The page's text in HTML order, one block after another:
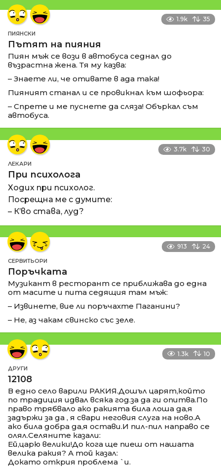
1.9k 35
ПИЯНСКИ
Пътят на пияния
Пиян мъж се вози в автобуса седнал до
възрастна жена. Тя му казва:
– Знаете ли, че отивате в ада така!
Пияният станал и се провикнал към шофьора:
– Спрете и ме пуснете да сляза! Объркал съм
автобуса.
3.7k 30
ЛЕКАРИ
При психолога
Ходих при психолог.
Посрещна ме с думите:
– К’во става, луд?
913 24
СЕРВИТЬОРИ
Поръчката
Музикант в ресторант се приближава до една
от масите и пита седящия там мъж:
– Извинете, вие ли поръчахте Паганини?
– Не, аз чакам свинско със зеле.
1.3k 10
ДРУГИ
12108
В едно село варили РАКИЯ.Дошъл царят,който
по традиция идвал всяка год.за да ги опитва.По
право трябвало ако ракията била лоша да,я
задържи за да , я свари неговия слуга на ново.А
ако била добра да,я остави.И пил-пил направо се
олял.Селяните казали:
Ей,царю велики!До кога ще пиеш от нашата
велика ракия? А той казал:
Докато открия проблема `и.